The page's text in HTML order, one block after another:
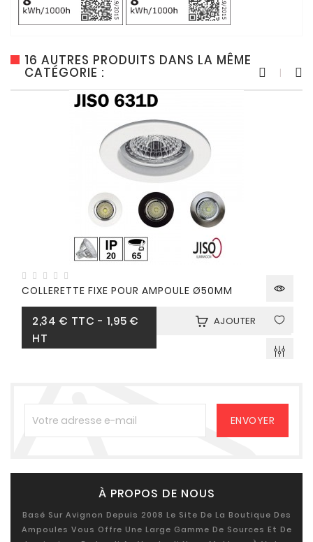
16 AUTRES PRODUITS DANS LA MÊME
CATÉGORIE :
COLLERETTE FIXE POUR AMPOULE Ø50MM
2,34 € Prix
TTC - 1,95 €
HT
AJOUTER
À PROPOS DE NOUS
Basé Sur Avignon Depuis 2008 Le Site De La Boutique Des
Ampoules Vous Offre Une Large Gamme De Sources Et De